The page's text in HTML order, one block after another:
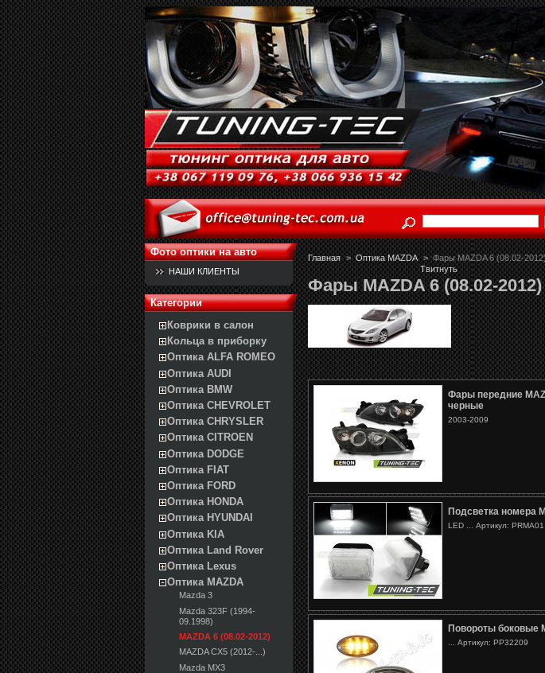
Фото оптики на авто
НАШИ КЛИЕНТЫ
Категории
Коврики в салон
Кольца в приборку
Оптика ALFA ROMEO
Оптика AUDI
Оптика BMW
Оптика CHEVROLET
Оптика CHRYSLER
Оптика CITROEN
Оптика DODGE
Оптика FIAT
Оптика FORD
Оптика HONDA
Оптика HYUNDAI
Оптика KIA
Оптика Land Rover
Оптика Lexus
Оптика MAZDA
Mazda 3
Mazda 323F (1994-
09.1998)
MAZDA 6 (08.02-2012)
MAZDA CX5 (2012-...)
Mazda MX3
Главная > Оптика MAZDA > Фары MAZDA 6 (08.02-
Твитнуть
Фары MAZDA 6 (08.02-2012)
Фары передние
черные
2003-2009
Подсветка номера
LED ... Артикул: PRMA01
Повороты боковые
... Артикул: PP32209